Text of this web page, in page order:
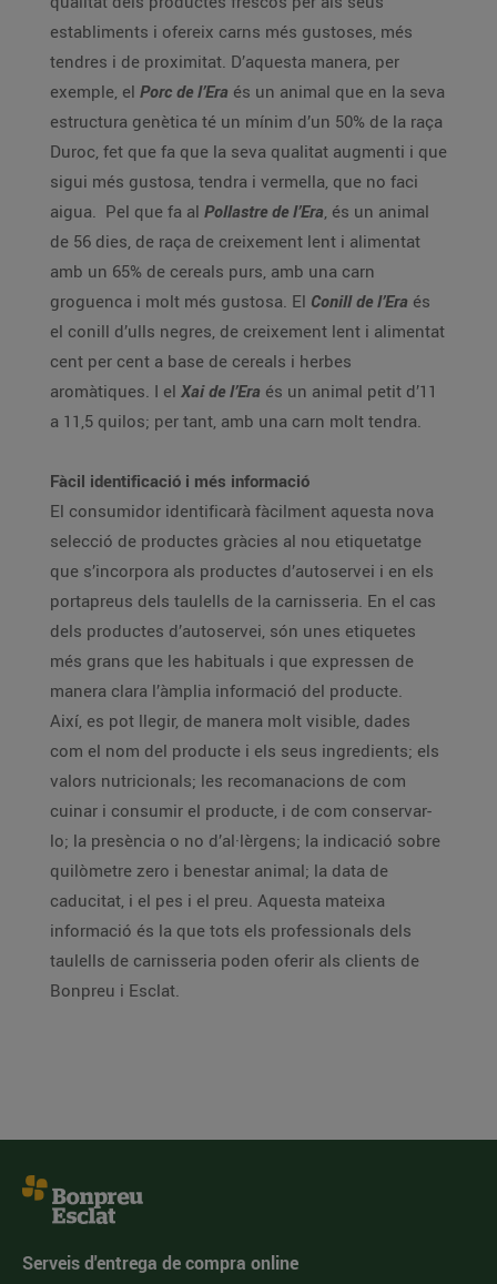
establiments i ofereix carns més gustoses, més
tendres i de proximitat. D’aquesta manera, per
exemple, el Porc de l’Era és un animal que en la seva
estructura genètica té un mínim d’un 50% de la raça
Duroc, fet que fa que la seva qualitat augmenti i que
sigui més gustosa, tendra i vermella, que no faci
aigua. Pel que fa al Pollastre de l’Era, és un animal
de 56 dies, de raça de creixement lent i alimentat
amb un 65% de cereals purs, amb una carn
groguenca i molt més gustosa. El Conill de l’Era és
el conill d’ulls negres, de creixement lent i alimentat
cent per cent a base de cereals i herbes
aromàtiques. I el Xai de l’Era és un animal petit d’11
a 11,5 quilos; per tant, amb una carn molt tendra.
Fàcil identificació i més informació
El consumidor identificarà fàcilment aquesta nova
selecció de productes gràcies al nou etiquetatge
que s’incorpora als productes d’autoservei i en els
portapreus dels taulells de la carnisseria. En el cas
dels productes d’autoservei, són unes etiquetes
més grans que les habituals i que expressen de
manera clara l’àmplia informació del producte.
Així, es pot llegir, de manera molt visible, dades
com el nom del producte i els seus ingredients; els
valors nutricionals; les recomanacions de com
cuinar i consumir el producte, i de com conservar-
lo; la presència o no d’al·lèrgens; la indicació sobre
quilòmetre zero i benestar animal; la data de
caducitat, i el pes i el preu. Aquesta mateixa
informació és la que tots els professionals dels
taulells de carnisseria poden oferir als clients de
Bonpreu i Esclat.
Serveis d'entrega de compra online